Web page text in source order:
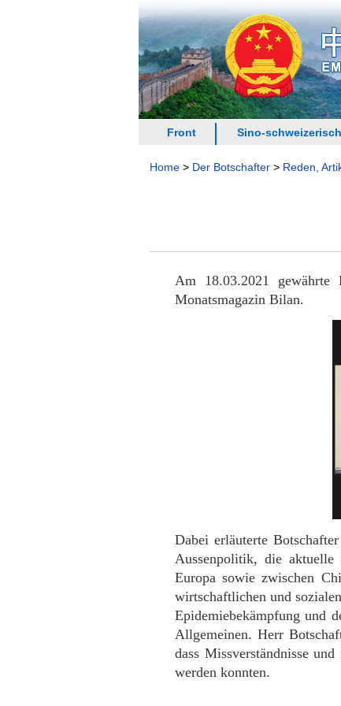
Front Sino-
Home > Der Botschafter > Reden,
Am 18.03.2021
Monatsmagazin Bilan.
Dabei erläuterte
Aussenpolitik, die aktuelle
Europa sowie zwischen
wirtschaftlichen und
Epidemiebekämpfung und
Allgemeinen. Herr
dass Missverständnisse
werden konnten.